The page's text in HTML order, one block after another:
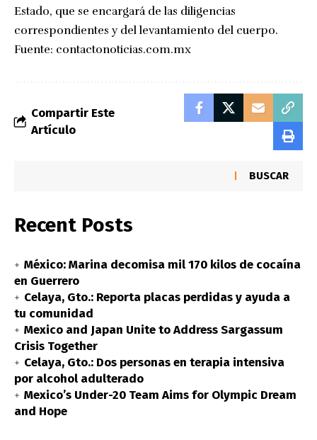
Estado, que se encargará de las diligencias
correspondientes y del levantamiento del cuerpo.
Fuente: contactonoticias.com.mx
Compartir Este
Artículo
BUSCAR
Recent Posts
México: Marina decomisa mil 170 kilos de cocaína
en Guerrero
Celaya, Gto.: Reporta placas perdidas y ayuda a
tu comunidad
Mexico and Japan Unite to Address Sargassum
Crisis Together
Celaya, Gto.: Dos personas en terapia intensiva
por alcohol adulterado
Mexico’s Under-20 Team Aims for Olympic Dream
and Hope